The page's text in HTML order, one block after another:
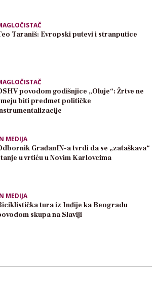
Taraniš: Evropski putevi i stranputice
povodom godišnjice „Oluje“: Žrtve ne
biti predmet političke
MEDIJA
GrađanIN-a tvrdi da se „zataškava“
u vrtiću u Novim Karlovcima
MEDIJA
tura iz Inđije ka Beogradu
skupa na Slaviji